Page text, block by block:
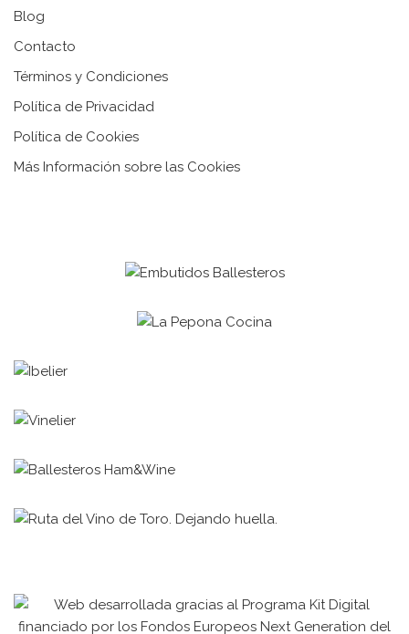
Blog
Contacto
Términos y Condiciones
Política de Privacidad
Política de Cookies
Más Información sobre las Cookies